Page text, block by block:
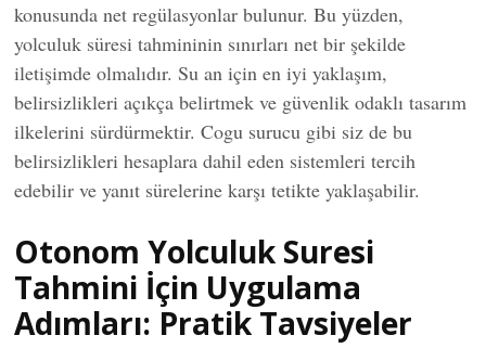
konusunda net regülasyonlar bulunur. Bu yüzden,
yolculuk süresi tahmininin sınırları net bir şekilde
iletişimde olmalıdır. Su an için en iyi yaklaşım,
belirsizlikleri açıkça belirtmek ve güvenlik odaklı tasarım
ilkelerini sürdürmektir. Cogu surucu gibi siz de bu
belirsizlikleri hesaplara dahil eden sistemleri tercih
edebilir ve yanıt sürelerine karşı tetikte yaklaşabilir.
Otonom Yolculuk Suresi
Tahmini İçin Uygulama
Adımları: Pratik Tavsiyeler